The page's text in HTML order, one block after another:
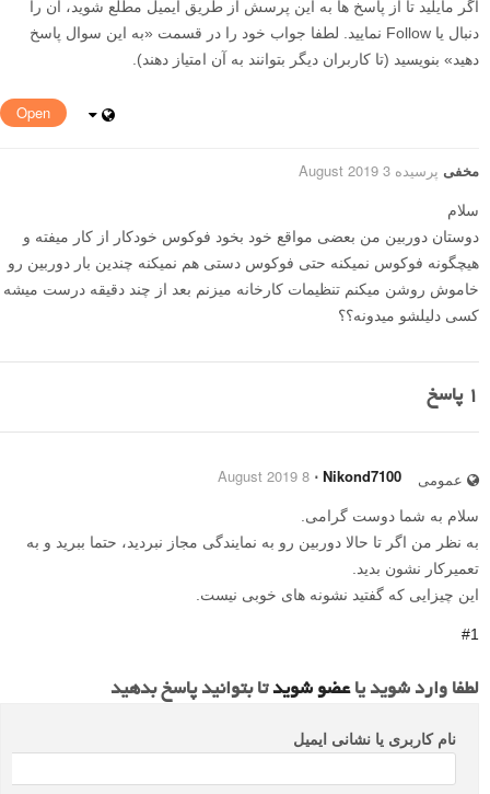
اگر مایلید تا از پاسخ ها به این پرسش از طریق ایمیل مطلع شوید، آن را
دنبال یا Follow نمایید. لطفا جواب خود را در قسمت «به این سوال پاسخ
دهید» بنویسید (تا کاربران دیگر بتوانند به آن امتیاز دهند).
Open
مخفی پرسیده 3 August 2019
سلام
دوستان دوربین من بعضی مواقع خود بخود فوکوس خودکار از کار میفته و
هیچگونه فوکوس نمیکنه حتی فوکوس دستی هم نمیکنه چندین بار دوربین رو
خاموش روشن میکنم تنظیمات کارخانه میزنم بعد از چند دقیقه درست میشه
کسی دلیلشو میدونه؟؟
1 پاسخ
عمومی Nikond7100
⋅
8 August 2019
سلام به شما دوست گرامی.
به نظر من اگر تا حالا دوربین رو به نمایندگی مجاز نبردید، حتما ببرید و به
تعمیرکار نشون بدید.
این چیزایی که گفتید نشونه های خوبی نیست.
#1
لطفا وارد شوید یاعضو شویدتا بتوانید پاسخ بدهید
نام کاربری یا نشانی ایمیل